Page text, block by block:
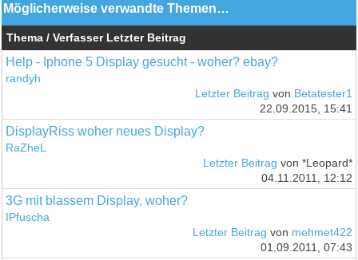
Möglicherweise verwandte Themen…
Thema / Verfasser Letzter Beitrag
Help - Iphone 5 Display gesucht - woher? ebay?
randyh
Letzter Beitrag von Betatester1
22.09.2015, 15:41
DisplayRiss woher neues Display?
RaZheL
Letzter Beitrag von *Leopard*
04.11.2011, 12:12
3G mit blassem Display, woher?
IPfuscha
Letzter Beitrag von mehmet422
01.09.2011, 07:43